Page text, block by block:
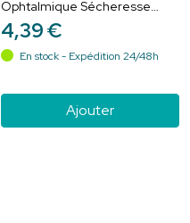
Ophtalmique Sécheresse
Oculaire - 30 Unidoses
4,39€
En stock - Expédition 24/48h
Ajouter